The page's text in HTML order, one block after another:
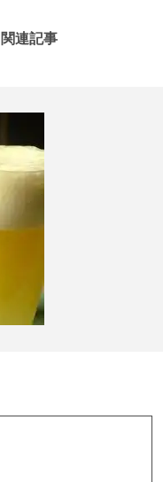
関連記事